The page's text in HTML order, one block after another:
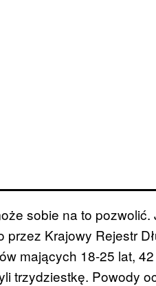
sobie na to pozwolić.
przez Krajowy Rejestr
mających 18-25 lat,
trzydziestkę. Powody